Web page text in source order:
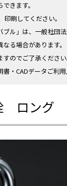
できます。
刷してください。
ル」は、一般社団
る場合があります。
のでご了承ください
・CADデータご利
ロング